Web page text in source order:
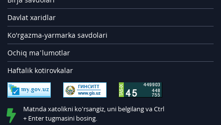
Davlat xaridlar
Ko'rgazma-yarmarka savdolari
Ochiq ma’lumotlar
Haftalik kotirovkalar
Matnda xatolikni ko'rsangiz, uni belgilang va Ctrl
+ Enter tugmasini bosing.